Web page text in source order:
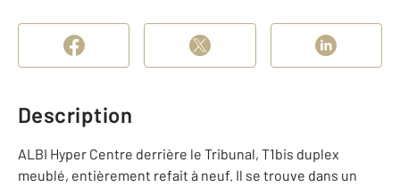
Description
ALBI Hyper Centre derrière le Tribunal, T1bis duplex
meublé, entièrement refait à neuf. Il se trouve dans un